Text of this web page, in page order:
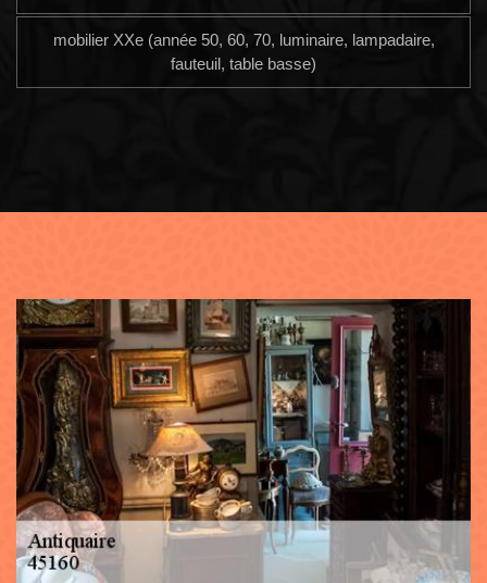
mobilier XXe (année 50, 60, 70, luminaire, lampadaire,
fauteuil, table basse)